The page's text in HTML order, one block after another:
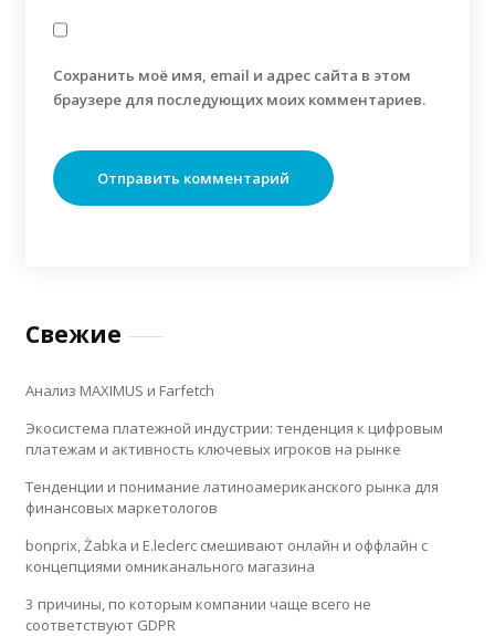
Сохранить моё имя, email и адрес сайта в этом
браузере для последующих моих комментариев.
Свежие
Анализ MAXIMUS и Farfetch
Экосистема платежной индустрии: тенденция к цифровым
платежам и активность ключевых игроков на рынке
Тенденции и понимание латиноамериканского рынка для
финансовых маркетологов
bonprix, Żabka и E.leclerc смешивают онлайн и оффлайн с
концепциями омниканального магазина
3 причины, по которым компании чаще всего не
соответствуют GDPR